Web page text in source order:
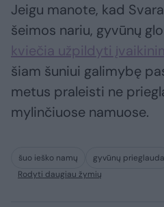
Jeigu manote, kad
šeimos nariu, gyvūnų
kviečia užpildyti
šiam šuniui galimybę
metus praleisti ne
mylinčiuose namuose.
šuo ieško namų gyvūnų prieglauda
Rodyti daugiau žymių